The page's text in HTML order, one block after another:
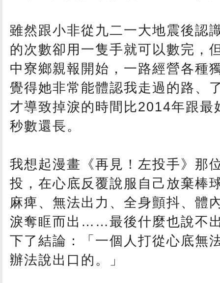
雖然跟小非從九二一大地震後認
的次數卻用一隻手就可以數完，
中寮鄉親報開始，一路經營各種
覺得她非常能體認我走過的路、
才導致掉淚的時間比2014年跟最
秒數還長。
我想起漫畫《再見！左投手》那
投，在心底反覆說服自己放棄棒
麻痺、無法出力、全身顫抖、體
淚奪眶而出……最後什麼也說不
下了結論：「一個人打從心底無
辦法說出口的。」